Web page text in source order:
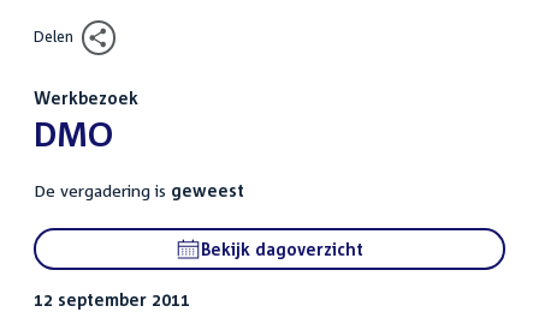
Delen
Werkbezoek
:DMO
De vergadering is geweest
Bekijk dagoverzicht
12 september 2011